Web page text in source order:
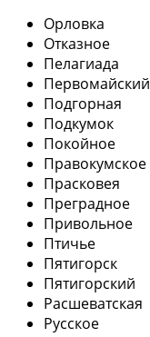
Орловка
Отказное
Пелагиада
Первомайский
Подгорная
Подкумок
Покойное
Правокумское
Прасковея
Преградное
Привольное
Птичье
Пятигорск
Пятигорский
Расшеватская
Русское